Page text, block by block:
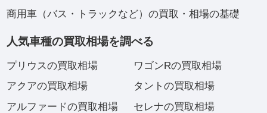
商用車（バス・トラックなど）の買取・相場の基礎
人気車種の買取相場を調べる
プリウスの買取相場
アクアの買取相場
アルファードの買取相場
ワゴンRの買取相場
タントの買取相場
セレナの買取相場